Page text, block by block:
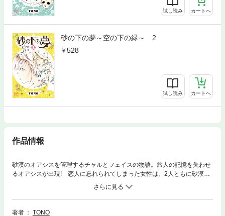
試し読み カートへ
砂の下の夢～空の下の緑～ 2
528
試し読み カートへ
作品情報
砂漠のオアシスを管理するチャルとフェイスの物語。旅人の記憶を失わせ
るオアシスが出現! 恋人に忘れられてしまった女性は、2人ともに砂漠へ
向かうが…!? 名作ファンタジー「砂の下の夢」の新作続編スタート!!
著者
TONO